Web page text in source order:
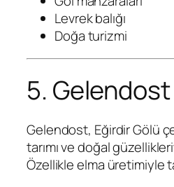
Levrek balığı
Doğa turizmi
5. Gelendost
Gelendost, Eğirdir Gölü
tarımı ve doğal
Özellikle elma üretimiyle